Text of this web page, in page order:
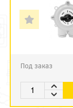
Под заказ